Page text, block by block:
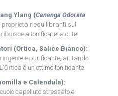
Ylang (Cananga Odorata
proprietà riequilibranti sul
a tonificare la cute.
(Ortica, Salice Bianco):
e purificante, aiutando
è un ottimo tonificante.
e Calendula):
capelluto stressato e